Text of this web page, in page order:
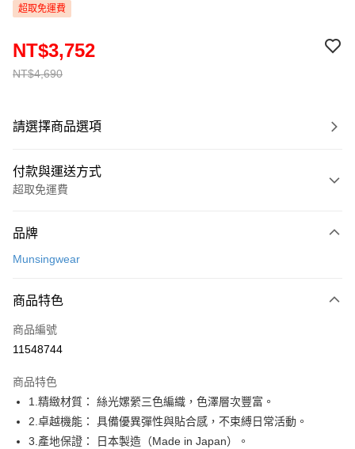
超取免運費
NT$4,690
NT$3,752
請選擇商品選項
付款與運送方式
超取免運費
信用卡一次付款
LINE Pay
Apple Pay
悠遊付
AFTEE先享後付
相關說明
品牌
Munsingwear
商品特色
商品編號
11548744
商品特色
1.精緻材質： 絲光嫘縈三色編織，色澤層次豐富。
2.卓越機能： 具備優異彈性與貼合感，不束縛日常活動。
3.產地保證： 日本製造（Made in Japan）。